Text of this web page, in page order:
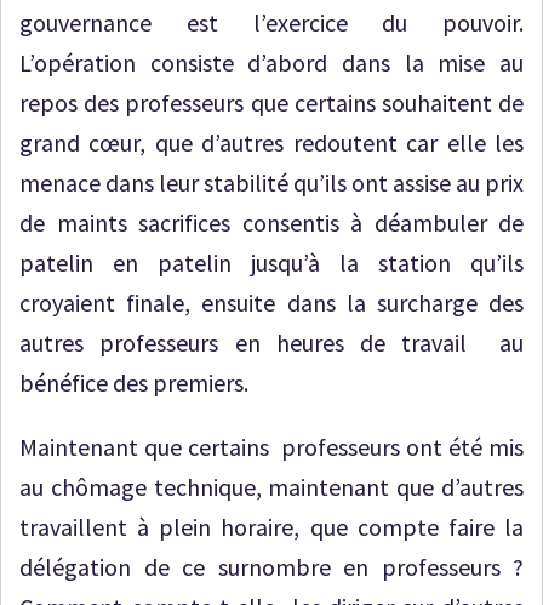
gouvernance est l’exercice du pouvoir.
L’opération consiste d’abord dans la mise au
repos des professeurs que certains souhaitent de
grand cœur, que d’autres redoutent car elle les
menace dans leur stabilité qu’ils ont assise au prix
de maints sacrifices consentis à déambuler de
patelin en patelin jusqu’à la station qu’ils
croyaient finale, ensuite dans la surcharge des
autres professeurs en heures de travail au
bénéfice des premiers.
Maintenant que certains professeurs ont été mis
au chômage technique, maintenant que d’autres
travaillent à plein horaire, que compte faire la
délégation de ce surnombre en professeurs ?